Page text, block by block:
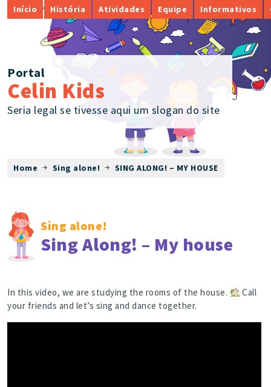
Início História Atividades Equipe Informativos
Portal
Celin Kids
Seria legal se tivesse aqui um slogan do site
Home Sing alone! SING ALONG! – MY HOUSE
Sing alone!
Sing Along! – My house
In this video, we are studying the rooms of the house.
Call
your friends and let’s sing and dance together.